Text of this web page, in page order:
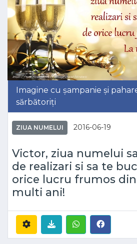
Imagine cu șampanie și
sărbătoriți
ZIUA NUMELUI 2016-06-19
Victor, ziua numelui
de realizari si sa te
orice lucru frumos din
multi ani!